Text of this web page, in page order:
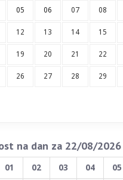
05 06 07 08
12 13 14 15
19 20 21 22
26 27 28 29
na dan za 22/08/2026
01 02 03 04 05